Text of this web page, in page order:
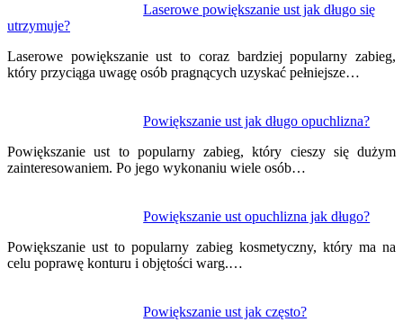
Laserowe powiększanie ust jak długo się
utrzymuje?
Laserowe powiększanie ust to coraz bardziej popularny zabieg,
który przyciąga uwagę osób pragnących uzyskać pełniejsze…
Powiększanie ust jak długo opuchlizna?
Powiększanie ust to popularny zabieg, który cieszy się dużym
zainteresowaniem. Po jego wykonaniu wiele osób…
Powiększanie ust opuchlizna jak długo?
Powiększanie ust to popularny zabieg kosmetyczny, który ma na
celu poprawę konturu i objętości warg.…
Powiększanie ust jak często?